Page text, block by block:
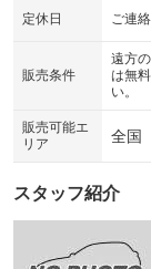
定休日 ご連
販売条件
遠方
は無
い。
販売可能エ
リア
全国
スタッフ紹介